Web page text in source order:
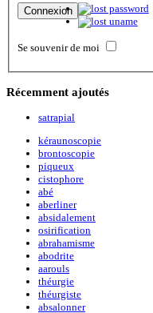
Se souvenir de moi
Récemment ajoutés
satrapial
kéraunoscopie
brontoscopie
piqueux
cistophore
abé
aberliner
absidalement
osirification
abrahamisme
abodrite
aarouls
théurgie
théurgiste
absalonner